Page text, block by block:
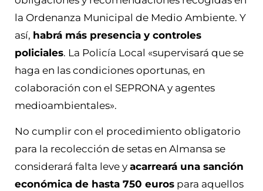
la Ordenanza Municipal de Medio Ambiente. Y
así, habrá más presencia y controles
policiales. La Policía Local «supervisará que se
haga en las condiciones oportunas, en
colaboración con el SEPRONA y agentes
medioambientales».
No cumplir con el procedimiento obligatorio
para la recolección de setas en Almansa se
considerará falta leve y acarreará una sanción
económica de hasta 750 euros para aquellos